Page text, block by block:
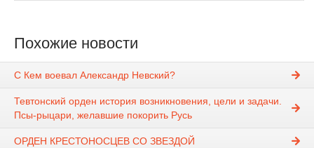
Похожие новости
С Кем воевал Александр Невский?
Тевтонский орден история возникновения, цели и задачи.
Псы-рыцари, желавшие покорить Русь
ОРДЕН КРЕСТОНОСЦЕВ СО ЗВЕЗДОЙ